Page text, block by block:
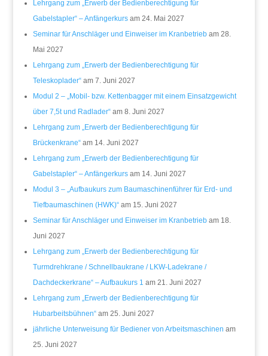
Lehrgang zum „Erwerb der Bedienberechtigung für
Gabelstapler“ – Anfängerkursam 24. Mai 2027
Seminar für Anschläger und Einweiser im Kranbetriebam 28.
Mai 2027
Lehrgang zum „Erwerb der Bedienberechtigung für
Teleskoplader“am 7. Juni 2027
Modul 2 – „Mobil- bzw. Kettenbagger mit einem Einsatzgewicht
über 7,5t und Radlader“am 8. Juni 2027
Lehrgang zum „Erwerb der Bedienberechtigung für
Brückenkrane“am 14. Juni 2027
Lehrgang zum „Erwerb der Bedienberechtigung für
Gabelstapler“ – Anfängerkursam 14. Juni 2027
Modul 3 – „Aufbaukurs zum Baumaschinenführer für Erd- und
Tiefbaumaschinen (HWK)“am 15. Juni 2027
Seminar für Anschläger und Einweiser im Kranbetriebam 18.
Juni 2027
Lehrgang zum „Erwerb der Bedienberechtigung für
Turmdrehkrane / Schnellbaukrane / LKW-Ladekrane /
Dachdeckerkrane“ – Aufbaukurs 1 am 21. Juni 2027
Lehrgang zum „Erwerb der Bedienberechtigung für
Hubarbeitsbühnen“am 25. Juni 2027
jährliche Unterweisung für Bediener von Arbeitsmaschinen am
25. Juni 2027